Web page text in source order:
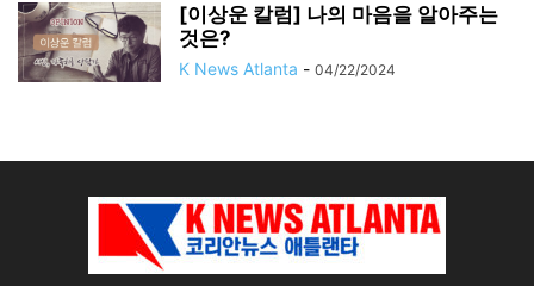
[이상운 칼럼] 나의 마음을 알아주는
것은?
K News Atlanta - 04/22/2024